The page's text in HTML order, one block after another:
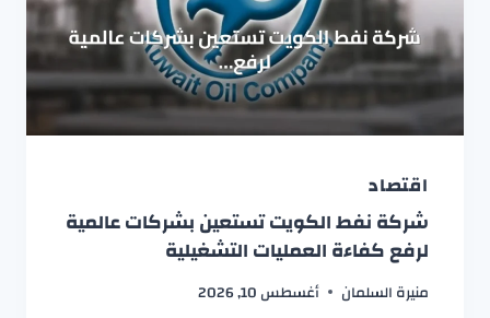
اقتصاد
شركة نفط الكويت تستعين بشركات عالمية
لرفع كفاءة العمليات التشغيلية
منيرة السلمان أغسطس 10, 2026